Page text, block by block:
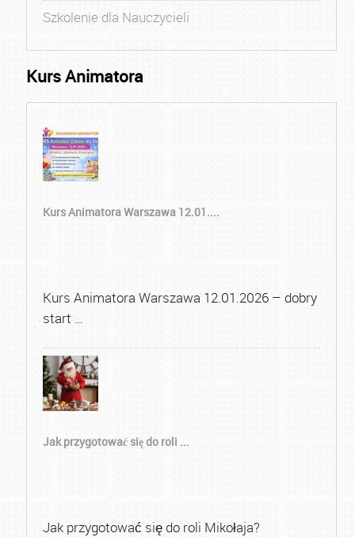
Szkolenie dla Nauczycieli
Kurs Animatora
Kurs Animatora Warszawa 12.01....
Kurs Animatora Warszawa 12.01.2026 – dobry
start …
Jak przygotować się do roli ...
Jak przygotować się do roli Mikołaja?